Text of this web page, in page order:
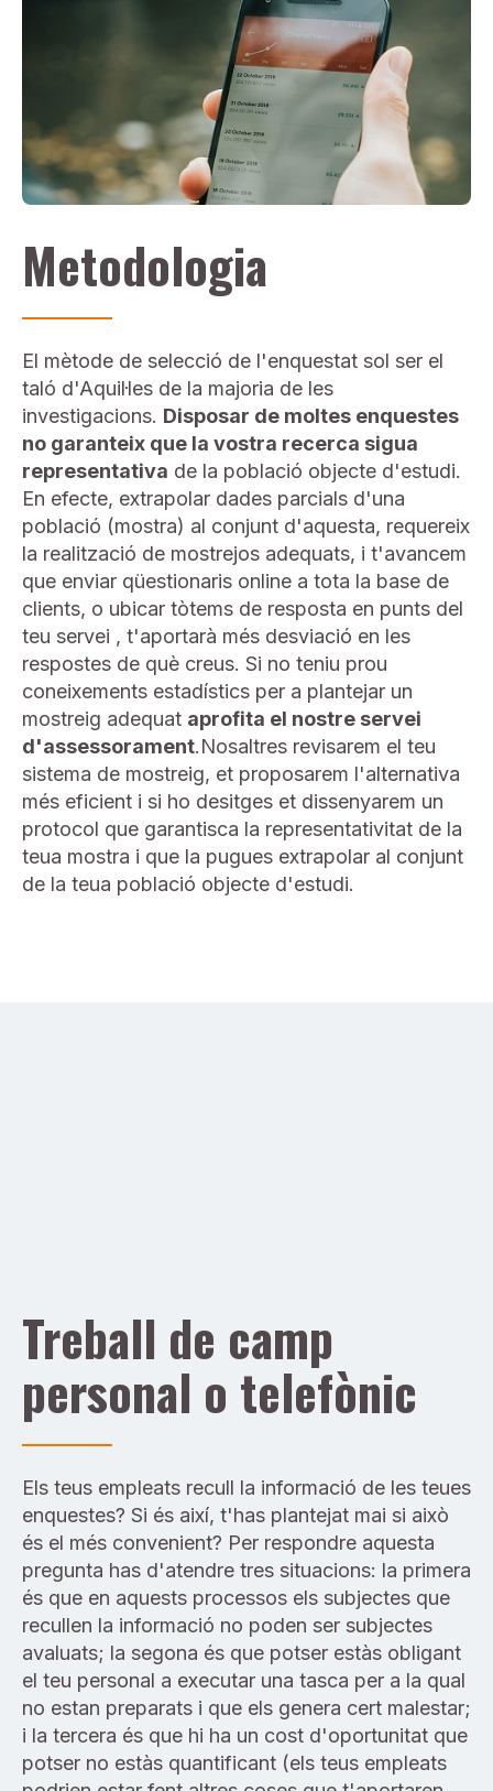
Metodologia
El mètode de selecció de l'enquestat sol ser el
taló d'Aquil·les de la majoria de les
investigacions. Disposar de moltes enquestes
no garanteix que la vostra recerca sigua
representativa de la població objecte d'estudi.
En efecte, extrapolar dades parcials d'una
població (mostra) al conjunt d'aquesta, requereix
la realització de mostrejos adequats, i t'avancem
que enviar qüestionaris online a tota la base de
clients, o ubicar tòtems de resposta en punts del
teu servei , t'aportarà més desviació en les
respostes de què creus. Si no teniu prou
coneixements estadístics per a plantejar un
mostreig adequat aprofita el nostre servei
d'assessorament.Nosaltres revisarem el teu
sistema de mostreig, et proposarem l'alternativa
més eficient i si ho desitges et dissenyarem un
protocol que garantisca la representativitat de la
teua mostra i que la pugues extrapolar al conjunt
de la teua població objecte d'estudi.
Treball de camp
personal o telefònic
Els teus empleats recull la informació de les teues
enquestes? Si és així, t'has plantejat mai si això
és el més convenient? Per respondre aquesta
pregunta has d'atendre tres situacions: la primera
és que en aquests processos els subjectes que
recullen la informació no poden ser subjectes
avaluats; la segona és que potser estàs obligant
el teu personal a executar una tasca per a la qual
no estan preparats i que els genera cert malestar;
i la tercera és que hi ha un cost d'oportunitat que
potser no estàs quantificant (els teus empleats